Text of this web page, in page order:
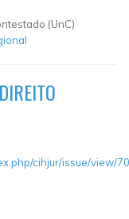
(UnC)
cihjur/issue/view/70